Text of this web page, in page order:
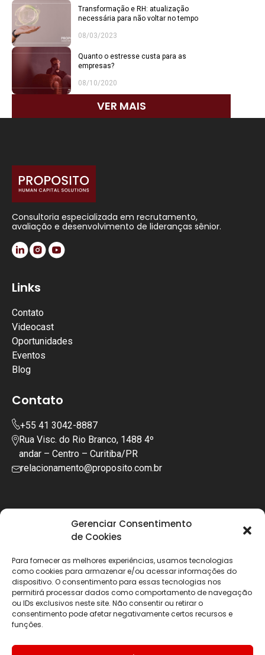
Gerenciar Consentimento
de Cookies
Para fornecer as melhores experiências, usamos tecnologias
como cookies para armazenar e/ou acessar informações do
dispositivo. O consentimento para essas tecnologias nos
permitirá processar dados como comportamento de navegação
ou IDs exclusivos neste site. Não consentir ou retirar o
consentimento pode afetar negativamente certos recursos e
funções.
Transformação e RH: atualização
necessária para não voltar no tempo
08/03/2023
Quanto o estresse custa para as
empresas?
08/10/2020
VER MAIS
Consultoria especializada em recrutamento,
avaliação e desenvolvimento de lideranças sênior.
Links
Contato
Videocast
Oportunidades
Eventos
Blog
Contato
+55 41 3042-8887
Rua Visc. do Rio Branco, 1488 4º
andar – Centro – Curitiba/PR
relacionamento@proposito.com.br
Copyright © 2025 | Todos os diretos reservados